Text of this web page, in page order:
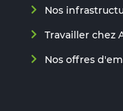
Nos
Travailler chez
Nos offres